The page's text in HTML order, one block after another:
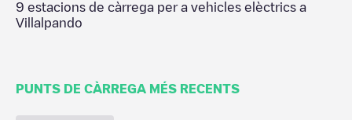
9 estacions de càrrega per a vehicles elèctrics a
Villalpando
PUNTS DE CÀRREGA MÉS RECENTS